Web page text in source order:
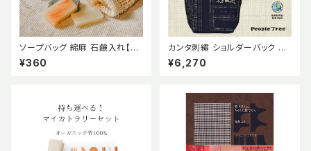
ソープバッグ 綿麻 石鹸入れ【m
ana.ORGANIC LIVING】
¥360
カンタ刺繡 ショルダーバック Pe
ople Tree ピープルツリー 肩
掛け 手刺繍 刺子 さしこ フェア
¥6,270